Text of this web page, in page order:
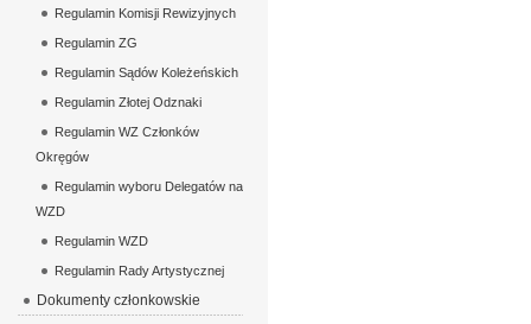
Regulamin Komisji Rewizyjnych
Regulamin ZG
Regulamin Sądów Koleżeńskich
Regulamin Złotej Odznaki
Regulamin WZ Członków
Okręgów
Regulamin wyboru Delegatów na
WZD
Regulamin WZD
Regulamin Rady Artystycznej
Dokumenty członkowskie